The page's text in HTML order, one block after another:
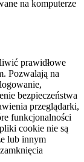
na komputerze
prawidłowe
Pozwalają na
bezpieczeństwa
przeglądarki,
funkcjonalności
cookie nie są
lub innym